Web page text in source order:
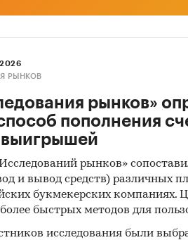
В
TRADE
INS
DALIAN
LTD,
MST
VE TIC
INS SAN
РЫНКОВ
рынков»
пополнения
выигрышей
рынков»
и вывод средств) различных
букмекерских компаниях.
быстрых методов для
исследования были